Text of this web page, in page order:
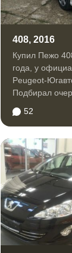
408, 2016
Купил Пежо
года, у
Peugeot-
Подбирал
52